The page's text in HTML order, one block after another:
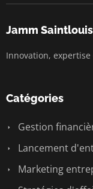
Jamm Saintlouis
Innovation,
Catégories
Gestion
Lancement
Marketing